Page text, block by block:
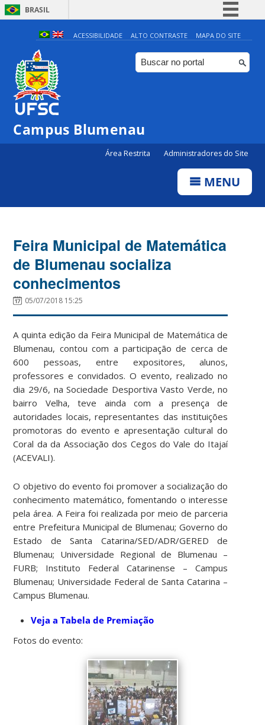
BRASIL
Simplifique!
Comunica BR
Participe
ACESSIBILIDADE ALTO CONTRASTE MAPA DO SITE
Campus Blumenau
Área Restrita Administradores do Site
MENU
Feira Municipal de Matemática
de Blumenau socializa
conhecimentos
05/07/2018 15:25
A quinta edição da Feira Municipal de Matemática de
Blumenau, contou com a participação de cerca de
600 pessoas, entre expositores, alunos,
professores e convidados. O evento, realizado no
dia 29/6, na Sociedade Desportiva Vasto Verde, no
bairro Velha, teve ainda com a presença de
autoridades locais, representantes das instituições
promotoras do evento e apresentação cultural do
Coral da da Associação dos Cegos do Vale do Itajaí
(ACEVALI).
O objetivo do evento foi promover a socialização do
conhecimento matemático, fomentando o interesse
pela área. A Feira foi realizada por meio de parceria
entre Prefeitura Municipal de Blumenau; Governo do
Estado de Santa Catarina/SED/ADR/GERED de
Blumenau; Universidade Regional de Blumenau –
FURB; Instituto Federal Catarinense – Campus
Blumenau; Universidade Federal de Santa Catarina –
Campus Blumenau.
Veja a Tabela de Premiação
Fotos do evento: